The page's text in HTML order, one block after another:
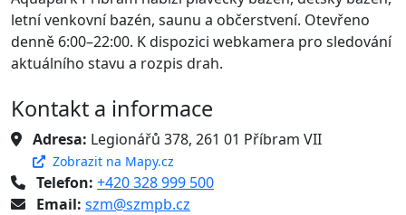
letní venkovní bazén, saunu a občerstvení. Otevřeno
denně 6:00–22:00. K dispozici webkamera pro sledování
aktuálního stavu a rozpis drah.
Kontakt a informace
Adresa: Legionářů 378, 261 01 Příbram VII
Zobrazit na Mapy.cz
Telefon: +420 328 999 500
Email: szm@szmpb.cz